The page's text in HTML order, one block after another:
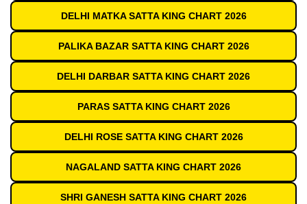
DELHI MATKA SATTA KING CHART 2026
PALIKA BAZAR SATTA KING CHART 2026
DELHI DARBAR SATTA KING CHART 2026
PARAS SATTA KING CHART 2026
DELHI ROSE SATTA KING CHART 2026
NAGALAND SATTA KING CHART 2026
SHRI GANESH SATTA KING CHART 2026